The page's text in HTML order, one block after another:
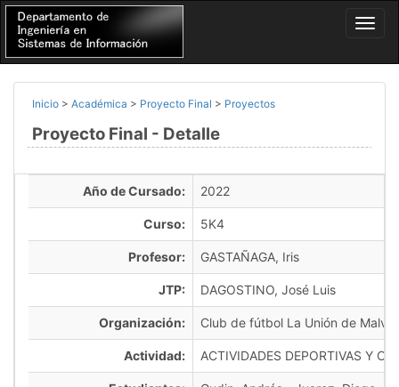
Inicio > Académica > Proyecto Final > Proyectos
Proyecto Final - Detalle
Año de Cursado: 2022
Curso: 5K4
Profesor: GASTAÑAGA, Iris
JTP: DAGOSTINO, José Luis
Organización: Club de fútbol La Unión de
Actividad: ACTIVIDADES DEPORTIVAS Y